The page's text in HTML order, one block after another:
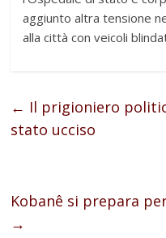
aggiunto altra tensione
alla città con veicoli
← Il prigioniero
stato ucciso
Kobanê si prepara
→